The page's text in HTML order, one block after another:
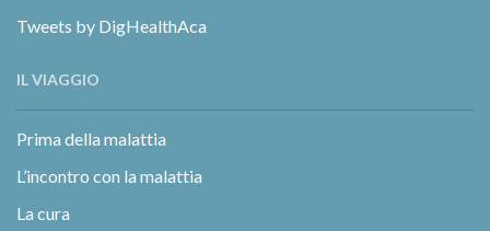
Tweets by DigHealthAca
IL VIAGGIO
Prima della malattia
L’incontro con la malattia
La cura